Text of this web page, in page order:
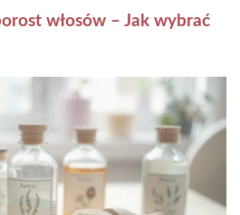
włosów – Jak wybrać